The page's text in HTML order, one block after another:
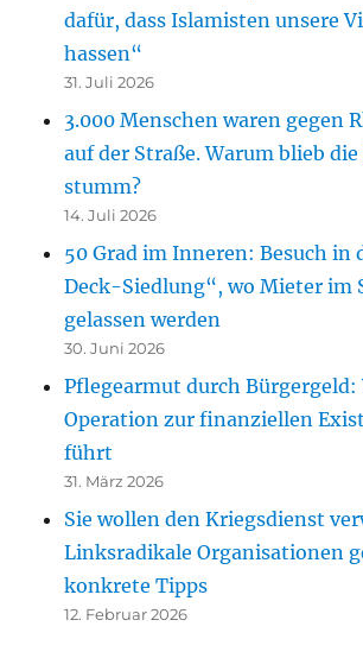
dafür, dass Islamisten unsere
hassen“
31. Juli 2026
3.000 Menschen waren gegen
auf der Straße. Warum blieb
stumm?
14. Juli 2026
50 Grad im Inneren: Besuch in
Deck-Siedlung“, wo Mieter im
gelassen werden
30. Juni 2026
Pflegearmut durch Bürgergeld:
Operation zur finanziellen
führt
31. März 2026
Sie wollen den Kriegsdienst
Linksradikale Organisationen
konkrete Tipps
12. Februar 2026